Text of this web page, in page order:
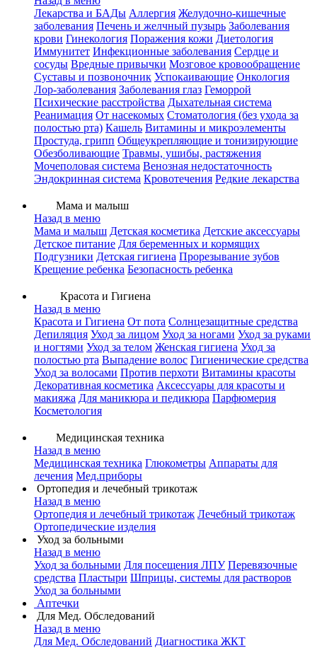
Лекарства и БАДы Аллергия Желудочно-кишечные
заболевания Печень и желчный пузырь Заболевания
крови Гинекология Поражения кожи Диетология
Иммунитет Инфекционные заболевания Сердце и
сосуды Вредные привычки Мозговое кровообращение
Суставы и позвоночник Успокаивающие Онкология
Лор-заболевания Заболевания глаз Геморрой
Психические расстройства Дыхательная система
Реанимация От насекомых Стоматология (без ухода за
полостью рта) Кашель Витамины и микроэлементы
Простуда, грипп Общеукрепляющие и тонизирующие
Обезболивающие Травмы, ушибы, растяжения
Мочеполовая система Венозная недостаточность
Эндокринная система Кровотечения Редкие лекарства
Мама и малыш
Назад в меню
Мама и малыш Детская косметика Детские аксессуары
Детское питание Для беременных и кормящих
Подгузники Детская гигиена Прорезывание зубов
Крещение ребенка Безопасность ребенка
Красота и Гигиена
Назад в меню
Красота и Гигиена От пота Солнцезащитные средства
Депиляция Уход за лицом Уход за ногами Уход за руками
и ногтями Уход за телом Женская гигиена Уход за
полостью рта Выпадение волос Гигиенические средства
Уход за волосами Против перхоти Витамины красоты
Декоративная косметика Аксессуары для красоты и
макияжа Для маникюра и педикюра Парфюмерия
Косметология
Медицинская техника
Назад в меню
Медицинская техника Глюкометры Аппараты для
лечения Мед.приборы
Ортопедия и лечебный трикотаж
Назад в меню
Ортопедия и лечебный трикотаж Лечебный трикотаж
Ортопедические изделия
Уход за больными
Назад в меню
Уход за больными Для посещения ЛПУ Перевязочные
средства Пластыри Шприцы, системы для растворов
Уход за больными
Аптечки
Для Мед. Обследований
Назад в меню
Для Мед. Обследований Диагностика ЖКТ